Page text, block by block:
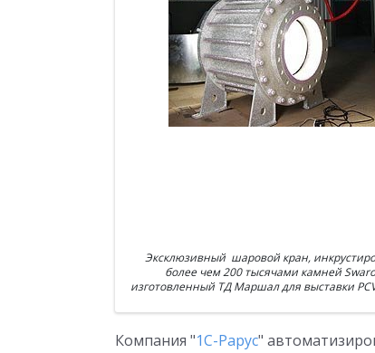
Эксклюзивный шаровой кран,
более чем 200 тысячами камней
изготовленный ТД Маршал для выставки
Компания "1С-Рарус"